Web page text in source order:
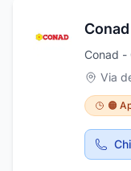
nostra
nostra
Conad
Conad -
Via
🟠